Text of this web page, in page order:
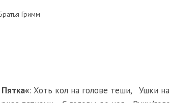
Гримм
Пятка«: Хоть кол на голове теши, Ушки